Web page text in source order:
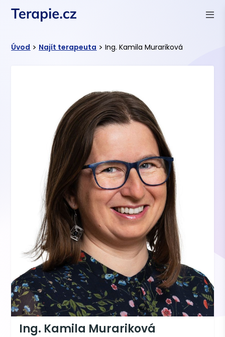
Úvod > Najít terapeuta > Ing. Kamila Murariková
Ing. Kamila Murariková